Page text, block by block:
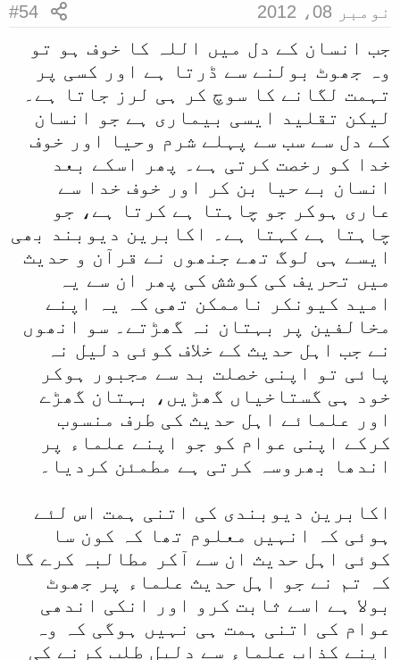
s
نومبر 08، 2012 #54
جب انسان کے دل میں اللہ کا خوف ہو تو
وہ جھوٹ بولنے سے ڈرتا ہے اور کسی پر
تہمت لگانے کا سوچ کر ہی لرز جاتا ہے۔
لیکن تقلید ایسی بیماری ہے جو انسان
کے دل سے سب سے پہلے شرم وحیا اور خوف
خدا کو رخصت کرتی ہے۔ پھر اسکے بعد
انسان بے حیا بن کر اور خوف خدا سے
عاری ہوکر جو چاہتا ہے کرتا ہے، جو
چاہتا ہے کہتا ہے۔ اکابرین دیوبند بھی
ایسے ہی لوگ تھے جنھوں نے قرآن و حدیث
میں تحریف کی کوشش کی پھر ان سے یہ
امید کیونکر ناممکن تھی کہ یہ اپنے
مخالفین پر بہتان نہ گھڑتے۔ سو انھوں
نے جب اہل حدیث کے خلاف کوئی دلیل نہ
پائی تو اپنی خصلت بد سے مجبور ہوکر
خود ہی گستاخیاں گھڑیں، بہتان گھڑے
اور علمائے اہل حدیث کی طرف منسوب
کرکے اپنی عوام کو جو اپنے علماء پر
اندھا بھروسہ کرتی ہے مطمئن کردیا۔
اکابرین دیوبندی کی اتنی ہمت اس لئے
ہوئی کہ انہیں معلوم تھا کہ کون سا
کوئی اہل حدیث ان سے آکر مطالبہ کرے گا
کہ تم نے جو اہل حدیث علماء پر جھوٹ
بولا ہے اسے ثابت کرو اور انکی اندھی
عوام کی اتنی ہمت ہی نہیں‌ ہوگی کہ وہ
اپنے کذاب علماء سے دلیل طلب کرنے کی